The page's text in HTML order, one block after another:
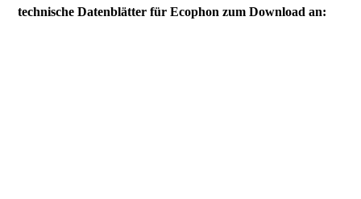
technische Datenblätter für Ecophon zum Download an: